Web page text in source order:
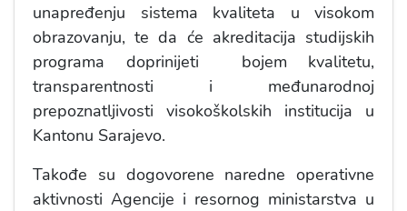
unapređenju sistema kvaliteta u visokom
obrazovanju, te da će akreditacija studijskih
programa doprinijeti bojem kvalitetu,
transparentnosti i međunarodnoj
prepoznatljivosti visokoškolskih institucija u
Kantonu Sarajevo.
Takođe su dogovorene naredne operativne
aktivnosti Agencije i resornog ministarstva u